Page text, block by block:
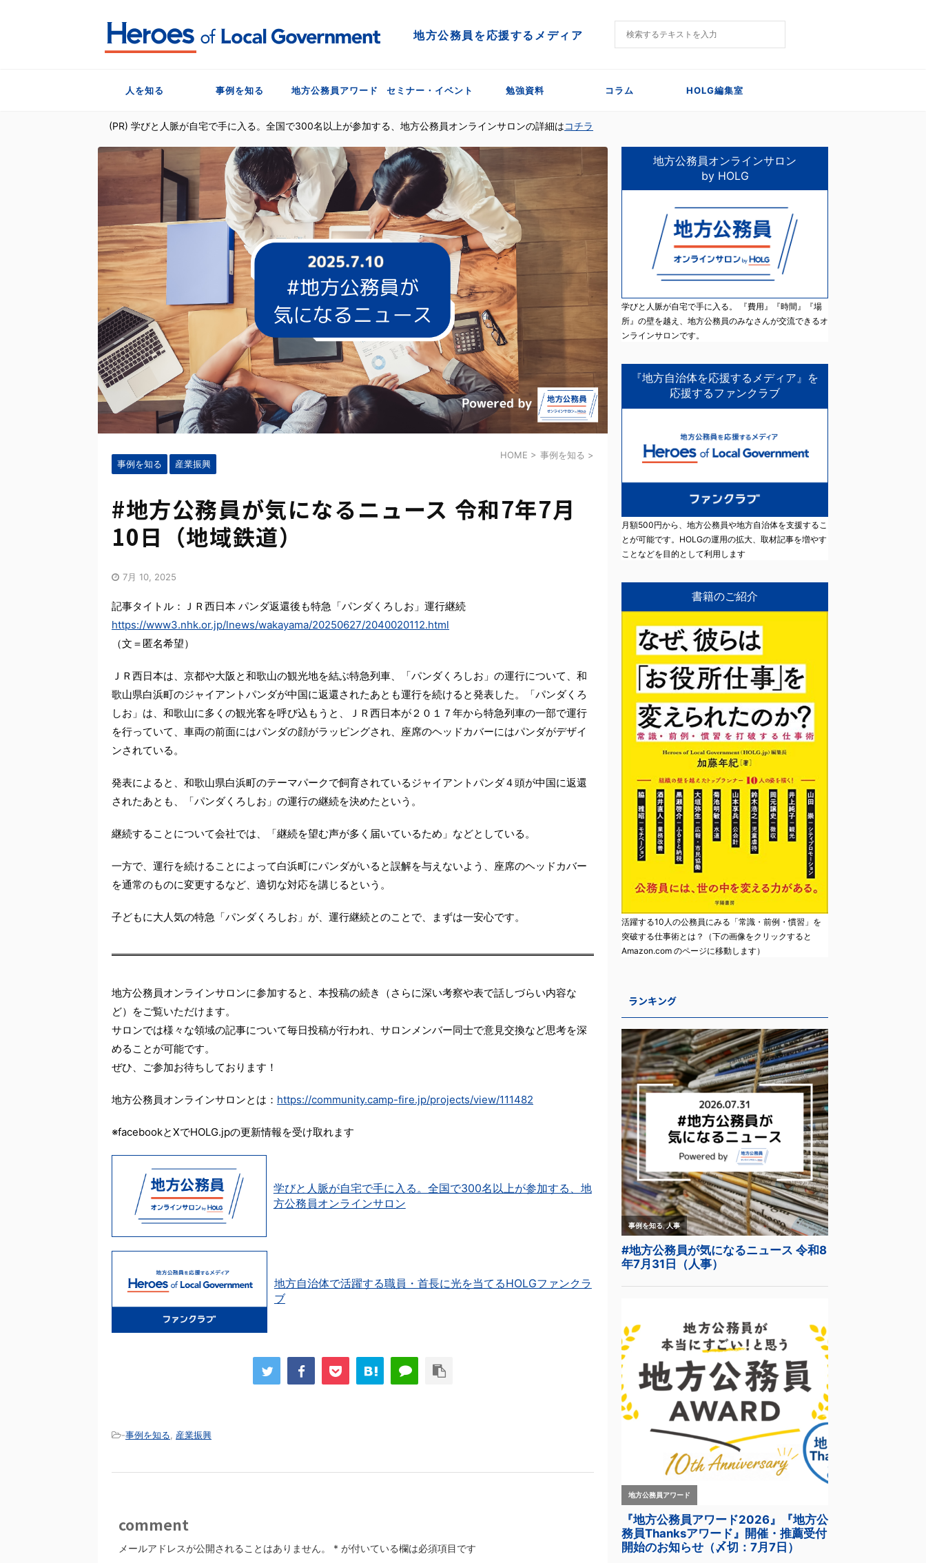
地方公務員を応援するメディア
人を知る 事例を知る 地方公務員アワード セミナー・イベント 勉強資料 コラム HOLG編集室
(PR) 学びと人脈が自宅で手に入る。全国で300名以上が参加する、地方公務員オンラインサロンの詳細はコチラ
HOME > 事例を知る >
事例を知る
産業振興
#地方公務員が気になるニュース 令和7年7月
10日（地域鉄道）
7月 10, 2025
記事タイトル：ＪＲ西日本 パンダ返還後も特急「パンダくろしお」運行継続
https://www3.nhk.or.jp/lnews/wakayama/20250627/2040020112.html
（文＝匿名希望）
ＪＲ西日本は、京都や大阪と和歌山の観光地を結ぶ特急列車、「パンダくろしお」の運行について、和
歌山県白浜町のジャイアントパンダが中国に返還されたあとも運行を続けると発表した。「パンダくろ
しお」は、和歌山に多くの観光客を呼び込もうと、ＪＲ西日本が２０１７年から特急列車の一部で運行
を行っていて、車両の前面にはパンダの顔がラッピングされ、座席のヘッドカバーにはパンダがデザイ
ンされている。
発表によると、和歌山県白浜町のテーマパークで飼育されているジャイアントパンダ４頭が中国に返還
されたあとも、「パンダくろしお」の運行の継続を決めたという。
継続することについて会社では、「継続を望む声が多く届いているため」などとしている。
一方で、運行を続けることによって白浜町にパンダがいると誤解を与えないよう、座席のヘッドカバー
を通常のものに変更するなど、適切な対応を講じるという。
子どもに大人気の特急「パンダくろしお」が、運行継続とのことで、まずは一安心です。
地方公務員オンラインサロンに参加すると、本投稿の続き（さらに深い考察や表で話しづらい内容な
ど）をご覧いただけます。
サロンでは様々な領域の記事について毎日投稿が行われ、サロンメンバー同士で意見交換など思考を深
めることが可能です。
ぜひ、ご参加お待ちしております！
地方公務員オンラインサロンとは： https://community.camp-fire.jp/projects/view/111482
※facebookとXでHOLG.jpの更新情報を受け取れます
学びと人脈が自宅で手に入る。全国で300名以上が参加する、地
方公務員オンラインサロン
地方自治体で活躍する職員・首長に光を当てるHOLGファンクラ
ブ
-事例を知る 産業振興
comment
メールアドレスが公開されることはありません。 * が付いている欄は必須項目です
地方公務員オンラインサロン
by HOLG
学びと人脈が自宅で手に入る。 『費用』『時間』『場
所』の壁を越え、地方公務員のみなさんが交流できるオ
ンラインサロンです。
『地方自治体を応援するメディア』を
応援するファンクラブ
月額500円から、地方公務員や地方自治体を支援するこ
とが可能です。HOLGの運用の拡大、取材記事を増やす
ことなどを目的として利用します
書籍のご紹介
活躍する10人の公務員にみる「常識・前例・慣習」を
突破する仕事術とは？（下の画像をクリックすると
Amazon.com のページに移動します）
ランキング